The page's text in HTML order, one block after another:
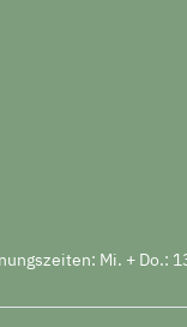
Mi. + Do.: